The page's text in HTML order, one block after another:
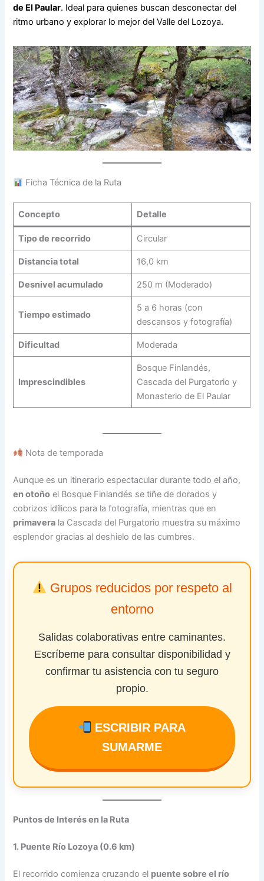
de El Paular. Ideal para quienes buscan desconectar del
ritmo urbano y explorar lo mejor del Valle del Lozoya.
Ficha Técnica de la Ruta
Concepto Detalle
Tipo de recorrido Circular
Distancia total 16,0 km
Desnivel acumulado 250 m (Moderado)
Tiempo estimado
5 a 6 horas (con
descansos y fotografía)
Dificultad Moderada
Imprescindibles
Bosque Finlandés,
Cascada del Purgatorio y
Monasterio de El Paular
Nota de temporada
Aunque es un itinerario espectacular durante todo el año,
en otoño el Bosque Finlandés se tiñe de dorados y
cobrizos idílicos para la fotografía, mientras que en
primavera la Cascada del Purgatorio muestra su máximo
esplendor gracias al deshielo de las cumbres.
Grupos reducidos por respeto al
entorno
Salidas colaborativas entre caminantes.
Escríbeme para consultar disponibilidad y
confirmar tu asistencia con tu seguro
propio.
ESCRIBIR PARA
SUMARME
Puntos de Interés en la Ruta
1. Puente Río Lozoya (0.6 km)
El recorrido comienza cruzando el puente sobre el río